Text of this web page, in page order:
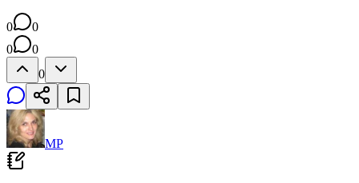
0
0
0
0
0
MP